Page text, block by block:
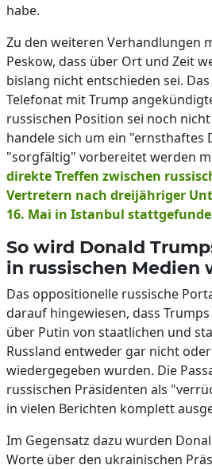
habe.
Zu den weiteren Verhandlungen
Peskow, dass über Ort und Zeit
bislang nicht entschieden sei.
Telefonat mit Trump
russischen Position sei noch
handele sich um ein "ernsthaftes
"sorgfältig" vorbereitet werden
direkte Treffen zwischen
Vertretern nach dreijähriger
16. Mai in Istanbul
So wird Donald
in russischen Medien
Das oppositionelle russische
darauf hingewiesen, dass
über Putin von staatlichen und
Russland entweder gar nicht
wiedergegeben wurden. Die
russischen Präsidenten als
in vielen Berichten komplett
Im Gegensatz dazu wurden
Worte über den ukrainischen